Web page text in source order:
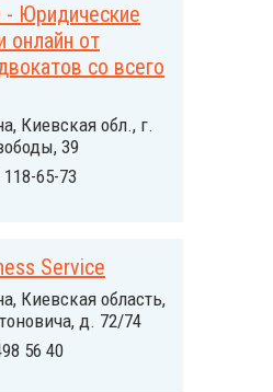
- Юридические
онлайн от
со всего
Киевская обл., г.
39
65-73
Service
Киевская область,
д. 72/74
56 40